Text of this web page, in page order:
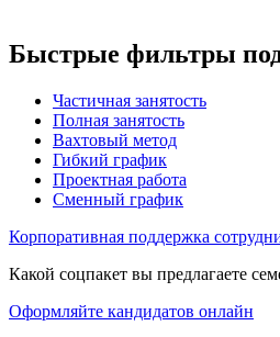
Быстрые фильтры
Частичная занятость
Полная занятость
Вахтовый метод
Гибкий график
Проектная работа
Сменный график
Корпоративная поддержка
Какой соцпакет вы предлагаете
Оформляйте кандидатов онлайн